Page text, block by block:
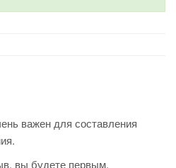
важен для составления
вы будете первым.